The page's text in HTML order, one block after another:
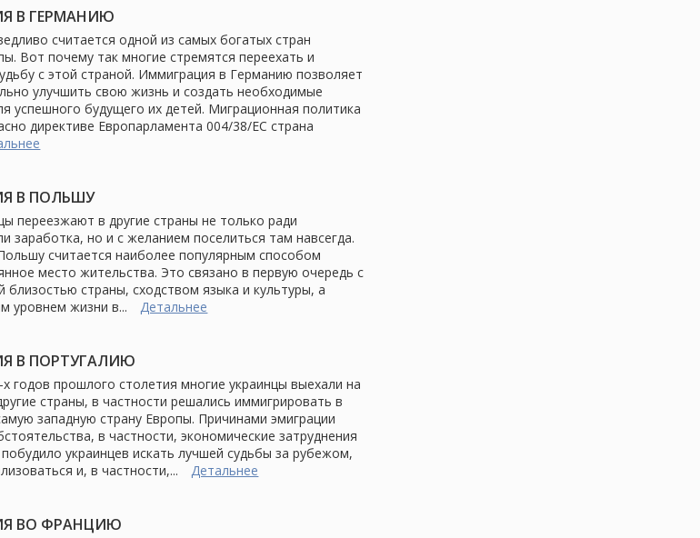
В ГЕРМАНИЮ
считается одной из самых богатых стран
Вот почему так многие стремятся переехать и
с этой страной. Иммиграция в Германию позволяет
улучшить свою жизнь и создать необходимые
успешного будущего их детей. Миграционная политика
директиве Европарламента 004/38/ЕС страна
В ПОЛЬШУ
переезжают в другие страны не только ради
заработка, но и с желанием поселиться там навсегда.
считается наиболее популярным способом
место жительства. Это связано в первую очередь с
близостью страны, сходством языка и культуры, а
уровнем жизни в...
Детальнее
В ПОРТУГАЛИЮ
годов прошлого столетия многие украинцы выехали на
страны, в частности решались иммигрировать в
западную страну Европы. Причинами эмиграции
в частности, экономические затруднения
украинцев искать лучшей судьбы за рубежом,
и, в частности,...
Детальнее
ВО ФРАНЦИЮ